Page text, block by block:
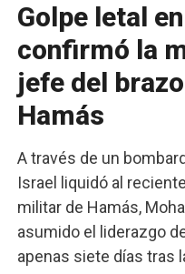
Golpe letal
confirmó la
jefe del
Hamás
A través de un
Israel liquidó al
militar de Hamás,
asumido el liderazgo
apenas siete días tras